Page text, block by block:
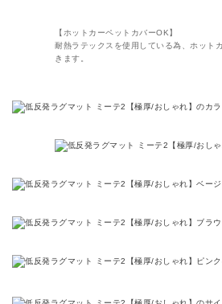
【ホットカーペットカバーOK】
耐熱ラテックスを使用している為、ホット
きます。